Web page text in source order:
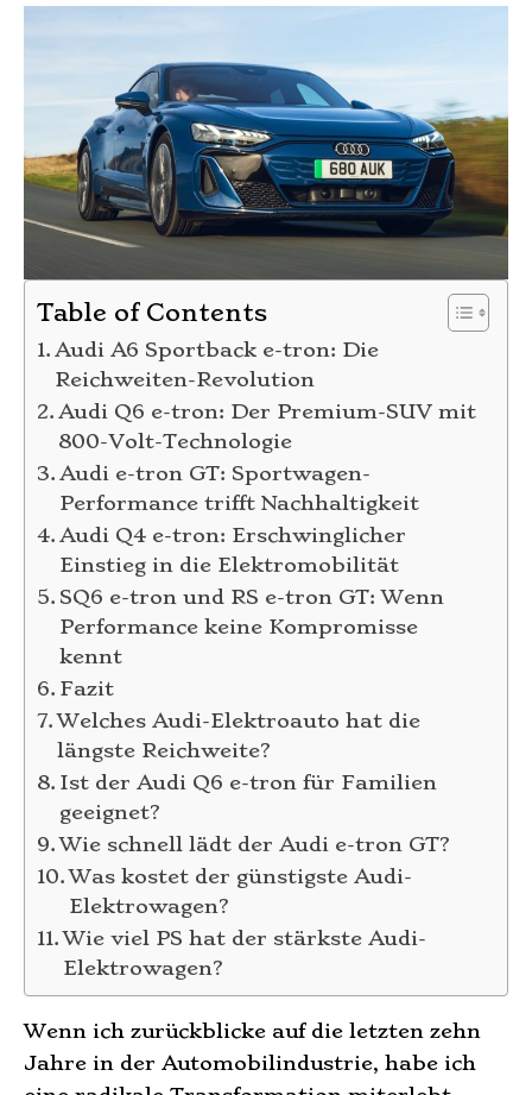
Table of Contents
Audi A6 Sportback e-tron: Die
Reichweiten-Revolution
Audi Q6 e-tron: Der Premium-SUV mit
800-Volt-Technologie
Audi e-tron GT: Sportwagen-
Performance trifft Nachhaltigkeit
Audi Q4 e-tron: Erschwinglicher
Einstieg in die Elektromobilität
SQ6 e-tron und RS e-tron GT: Wenn
Performance keine Kompromisse
kennt
Fazit
Welches Audi-Elektroauto hat die
längste Reichweite?
Ist der Audi Q6 e-tron für Familien
geeignet?
Wie schnell lädt der Audi e-tron GT?
Was kostet der günstigste Audi-
Elektrowagen?
Wie viel PS hat der stärkste Audi-
Elektrowagen?
Wenn ich zurückblicke auf die letzten zehn
Jahre in der Automobilindustrie, habe ich